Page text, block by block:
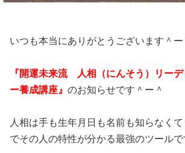
いつも本当にありがとうございます＾ー
『開運未来流 人相（にんそう）リー
ー養成講座』 のお知らせです＾ー＾
人相は手も生年月日も名前も知らなく
でその人の特性が分かる最強のツールで